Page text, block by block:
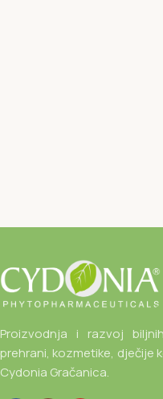
Proizvodnja i razvoj
prehrani, kozmetike, dječije
Cydonia Gračanica.